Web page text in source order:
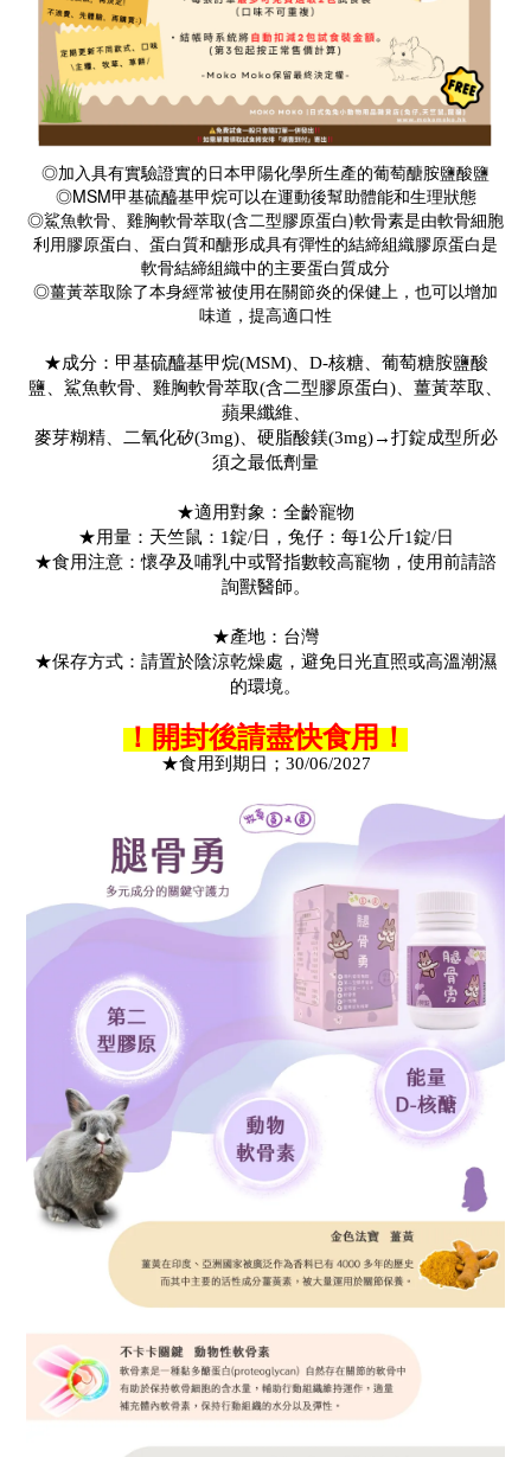
◎加入具有實驗證實的日本甲陽化學所生產的葡萄醣胺鹽酸鹽
◎MSM甲基硫醯基甲烷可以在運動後幫助體能和生理狀態
◎鯊魚軟骨、雞胸軟骨萃取(含二型膠原蛋白)軟骨素是由軟骨細胞
利用膠原蛋白、蛋白質和醣形成具有彈性的結締組織膠原蛋白是
軟骨結締組織中的主要蛋白質成分
◎薑黃萃取除了本身經常被使用在關節炎的保健上，也可以增加
味道，提高適口性
★成分：甲基硫醯基甲烷(MSM)、D-核糖、葡萄糖胺鹽酸
鹽、鯊魚軟骨、雞胸軟骨萃取(含二型膠原蛋白)、薑黃萃取、
蘋果纖維、
麥芽糊精、二氧化矽(3mg)、硬脂酸鎂(3mg)→打錠成型所必
須之最低劑量
★適用對象：全齡寵物
★用量：天竺鼠：1錠/日，兔仔：每1公斤1錠/日
★食用注意：懷孕及哺乳中或腎指數較高寵物，使用前請諮
詢獸醫師。
★產地：台灣
★保存方式：請置於陰涼乾燥處，避免日光直照或高溫潮濕
的環境。
！開封後請盡快食用！
★食用到期日；30/06/2027